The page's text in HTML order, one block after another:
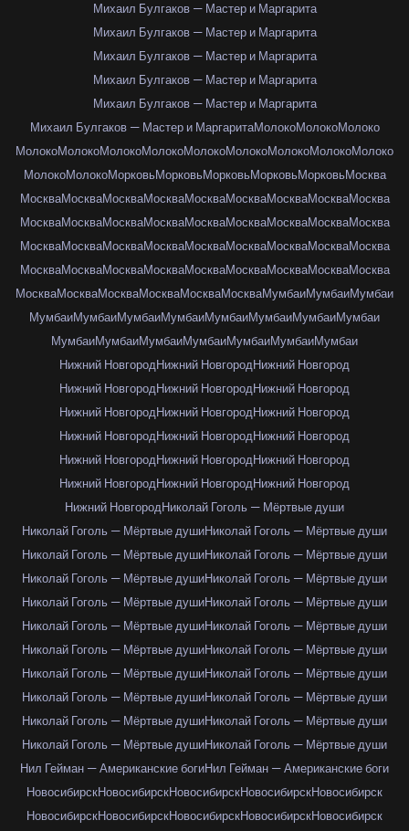
Михаил Булгаков — Мастер и Маргарита
Михаил Булгаков — Мастер и Маргарита
Михаил Булгаков — Мастер и Маргарита
Михаил Булгаков — Мастер и Маргарита
Михаил Булгаков — Мастер и Маргарита
Михаил Булгаков — Мастер и МаргаритаМолокоМолокоМолоко
МолокоМолокоМолокоМолокоМолокоМолокоМолокоМолокоМолоко
МолокоМолокоМорковьМорковьМорковьМорковьМорковьМосква
МоскваМоскваМоскваМоскваМоскваМоскваМоскваМоскваМосква
МоскваМоскваМоскваМоскваМоскваМоскваМоскваМоскваМосква
МоскваМоскваМоскваМоскваМоскваМоскваМоскваМоскваМосква
МоскваМоскваМоскваМоскваМоскваМоскваМоскваМоскваМосква
МоскваМоскваМоскваМоскваМоскваМоскваМумбаиМумбаиМумбаи
МумбаиМумбаиМумбаиМумбаиМумбаиМумбаиМумбаиМумбаи
МумбаиМумбаиМумбаиМумбаиМумбаиМумбаиМумбаи
Нижний НовгородНижний НовгородНижний Новгород
Нижний НовгородНижний НовгородНижний Новгород
Нижний НовгородНижний НовгородНижний Новгород
Нижний НовгородНижний НовгородНижний Новгород
Нижний НовгородНижний НовгородНижний Новгород
Нижний НовгородНижний НовгородНижний Новгород
Нижний НовгородНиколай Гоголь — Мёртвые души
Николай Гоголь — Мёртвые душиНиколай Гоголь — Мёртвые души
Николай Гоголь — Мёртвые душиНиколай Гоголь — Мёртвые души
Николай Гоголь — Мёртвые душиНиколай Гоголь — Мёртвые души
Николай Гоголь — Мёртвые душиНиколай Гоголь — Мёртвые души
Николай Гоголь — Мёртвые душиНиколай Гоголь — Мёртвые души
Николай Гоголь — Мёртвые душиНиколай Гоголь — Мёртвые души
Николай Гоголь — Мёртвые душиНиколай Гоголь — Мёртвые души
Николай Гоголь — Мёртвые душиНиколай Гоголь — Мёртвые души
Николай Гоголь — Мёртвые душиНиколай Гоголь — Мёртвые души
Николай Гоголь — Мёртвые душиНиколай Гоголь — Мёртвые души
Нил Гейман — Американские богиНил Гейман — Американские боги
НовосибирскНовосибирскНовосибирскНовосибирскНовосибирск
НовосибирскНовосибирскНовосибирскНовосибирскНовосибирск